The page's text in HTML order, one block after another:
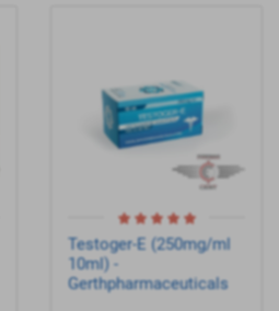
Testoger-E (250mg/ml
10ml) -
Gerthpharmaceuticals